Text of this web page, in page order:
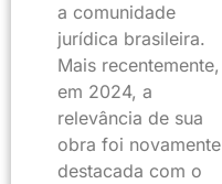
a comunidade
jurídica brasileira.
Mais recentemente,
em 2024, a
relevância de sua
obra foi novamente
destacada com o